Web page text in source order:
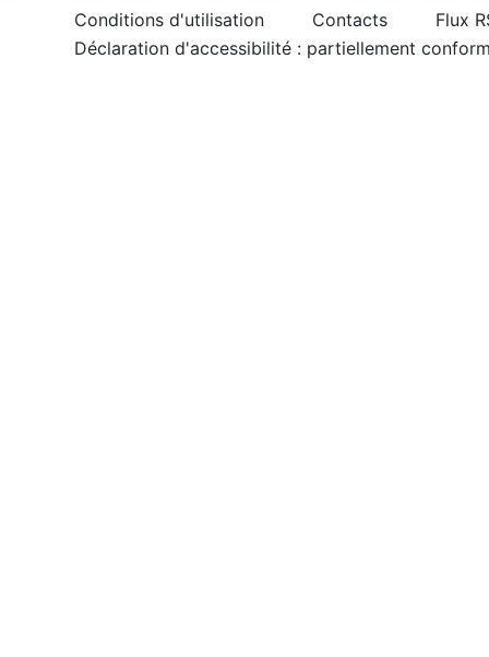
Conditions d'utilisation Contacts
Flux
Déclaration d'accessibilité : partiellement